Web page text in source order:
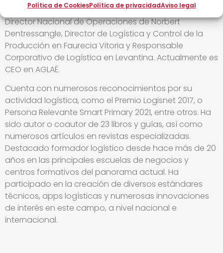
Política de CookiesPolítica de privacidadAviso legal
Ha sido Jefe de Planta en Steco-Allibert, Adjunto al
Director Nacional de Operaciones de Norbert
Dentressangle, Director de Logística y Control de la
Producción en Faurecia Vitoria y Responsable
Corporativo de Logística en Levantina. Actualmente es
CEO en AGLAË.
Cuenta con numerosos reconocimientos por su
actividad logística, como el Premio Logisnet 2017, o
Persona Relevante Smart Primary 2021, entre otros. Ha
sido autor o coautor de 23 libros y guías, así como
numerosos artículos en revistas especializadas.
Destacado formador logístico desde hace más de 20
años en las principales escuelas de negocios y
centros formativos del panorama actual. Ha
participado en la creación de diversos estándares
técnicos, apps logísticas y numerosas innovaciones
de interés en este campo, a nivel nacional e
internacional.